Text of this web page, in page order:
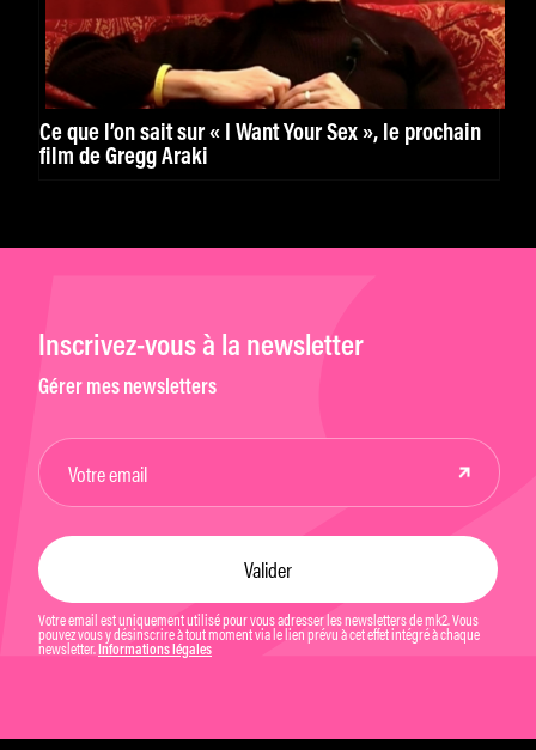
Ce que l’on sait sur « I Want Your Sex », le prochain
film de Gregg Araki
Inscrivez-vous à la newsletter
Gérer mes newsletters
Votre email est uniquement utilisé pour vous adresser les newsletters de mk2. Vous
pouvez vous y désinscrire à tout moment via le lien prévu à cet effet intégré à chaque
newsletter. Informations légales